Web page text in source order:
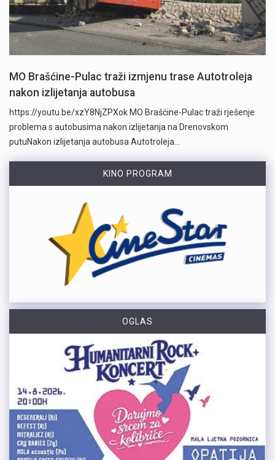
MO Brašćine-Pulac traži izmjenu trase Autotroleja
nakon izlijetanja autobusa
https://youtu.be/xzY8NjZPXok MO Brašćine-Pulac traži rješenje
problema s autobusima nakon izlijetanja na Drenovskom
putuNakon izlijetanja autobusa Autotroleja…
KINO PROGRAM
OGLAS